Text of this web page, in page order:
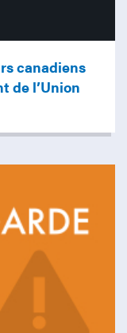
canadiens
de l’Union